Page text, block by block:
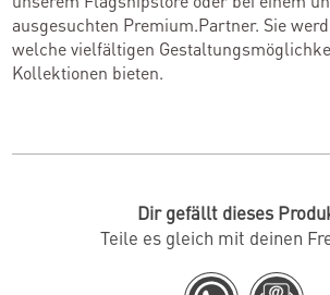
ausgesuchten Premium.Partner. Sie
welche vielfältigen
Kollektionen bieten.
Dir gefällt dieses
Teile es gleich mit deinen